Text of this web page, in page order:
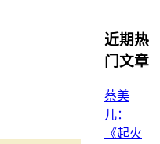
近期热
门文章
蔡美
儿：
《起火